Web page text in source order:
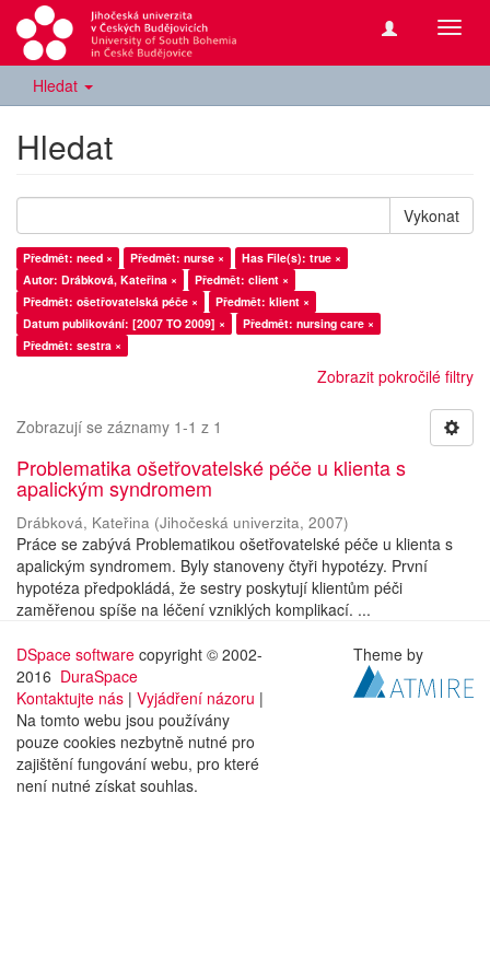
Hledat
Hledat
Vykonat
Předmět: need × Předmět: nurse ×
Has File(s): true ×
Autor: Drábková, Kateřina ×
Předmět: client ×
Předmět: ošetřovatelská péče ×
Předmět: klient ×
Datum publikování: [2007 TO 2009] ×
Předmět: nursing care ×
Předmět: sestra ×
Zobrazit pokročilé filtry
Zobrazují se záznamy 1-1 z 1
Problematika ošetřovatelské péče u klienta s
apalickým syndromem
Drábková, Kateřina (Jihočeská univerzita, 2007)
Práce se zabývá Problematikou ošetřovatelské péče u klienta s
apalickým syndromem. Byly stanoveny čtyři hypotézy. První
hypotéza předpokládá, že sestry poskytují klientům péči
zaměřenou spíše na léčení vzniklých komplikací. ...
DSpace software copyright © 2002-
2016 DuraSpace
Kontaktujte nás | Vyjádření názoru |
Na tomto webu jsou používány
pouze cookies nezbytně nutné pro
zajištění fungování webu, pro které
není nutné získat souhlas.
Theme by